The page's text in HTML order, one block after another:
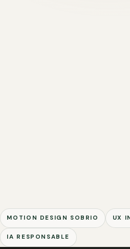
MOTION DESIGN SOBRIO UX
IA RESPONSABLE